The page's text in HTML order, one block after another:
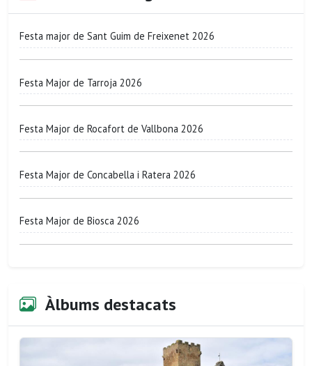
Festa major de Sant Guim de Freixenet 2026
Festa Major de Tarroja 2026
Festa Major de Rocafort de Vallbona 2026
Festa Major de Concabella i Ratera 2026
Festa Major de Biosca 2026
Àlbums destacats